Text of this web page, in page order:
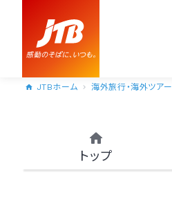
JTBホーム 海外旅行・海外ツアー
トップ